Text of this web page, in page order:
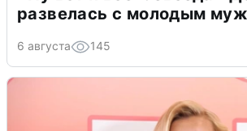
развелась с молодым
6 августа 145